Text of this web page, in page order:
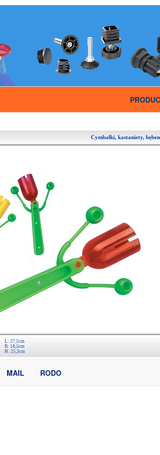
Cymbałki, kastaniety,
L: 27,5cm
B: 18,5cm
H: 25,3cm
MAIL RODO